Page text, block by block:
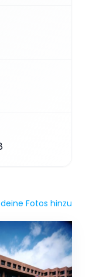
Fotos hinzu